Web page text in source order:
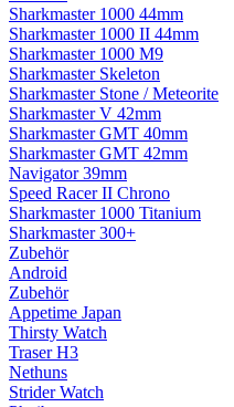
Sharkmaster 1000 44mm
Sharkmaster 1000 II 44mm
Sharkmaster 1000 M9
Sharkmaster Skeleton
Sharkmaster Stone / Meteorite
Sharkmaster V 42mm
Sharkmaster GMT 40mm
Sharkmaster GMT 42mm
Navigator 39mm
Speed Racer II Chrono
Sharkmaster 1000 Titanium
Sharkmaster 300+
Zubehör
Android
Zubehör
Appetime Japan
Thirsty Watch
Traser H3
Nethuns
Strider Watch